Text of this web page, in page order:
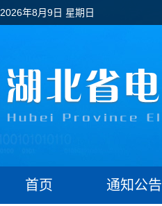
2026年8月9日 星期日
首页 通知公告